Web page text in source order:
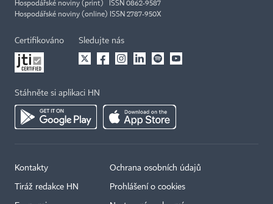
Hospodářské noviny (print) ISSN 0862-9587
Hospodářské noviny (online) ISSN 2787-950X
Certifikováno Sledujte nás
Stáhněte si aplikaci HN
Kontakty
Tiráž redakce HN
Ochrana osobních údajů
Prohlášení o cookies